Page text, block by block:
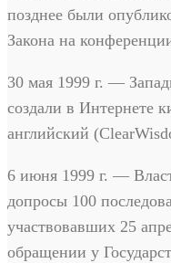
позднее были
Закона на
30 мая 1999 г. —
создали в Интернете
английский
6 июня 1999 г. —
допросы 100
участвовавших 25
обращении у